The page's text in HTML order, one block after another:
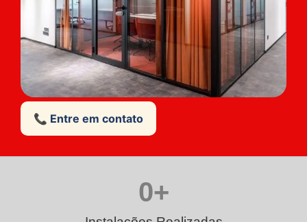
📞 Entre em contato
0+